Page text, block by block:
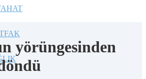
yörüngesinden